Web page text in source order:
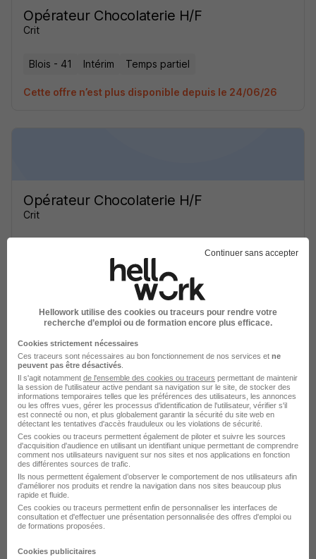
Opérateur Chocolaterie H/F
Crit
Blois - 41 Intérim Temps partiel
Cette offre n’est plus disponible depuis le 24/06/26
Opérateur Chocolaterie H/F
Crit
Cette offre n’est plus disponible depuis le 24/06/26
Opérateur Chocolaterie H/F
Crit
Blois - 41 Intérim Temps partiel
Cette offre n’est plus disponible depuis le 24/06/26
Continuer sans accepter
Hellowork utilise des cookies ou traceurs pour rendre votre
recherche d’emploi ou de formation encore plus efficace.
Cookies strictement nécessaires
Ces traceurs sont nécessaires au bon fonctionnement de nos services et ne
peuvent pas être désactivés
Il s'agit notamment de l'ensemble des cookies ou traceurs permettant de maintenir
la session de l'utilisateur active pendant sa navigation sur le site, de stocker des
informations temporaires telles que les préférences des utilisateurs, les annonces
ou les offres vues, gérer les processus d'identification de l'utilisateur, vérifier s'il
est connecté ou non, et plus globalement garantir la sécurité du site web en
détectant les tentatives d'accès frauduleux ou les violations de sécurité.
Ces cookies ou traceurs permettent également de piloter et suivre les sources
d'acquisition d'audience en utilisant un identifiant unique permettant de comprendre
comment nos utilisateurs naviguent sur nos sites et nos applications en fonction
des différentes sources de trafic.
Ils nous permettent également d’observer le comportement de nos utilisateurs afin
d'améliorer nos produits et rendre la navigation dans nos sites beaucoup plus
rapide et fluide.
Ces cookies ou traceurs permettent enfin de personnaliser les interfaces de
consultation et d'effectuer une présentation personnalisée des offres d'emploi ou
de formations proposées.
Cookies publicitaires